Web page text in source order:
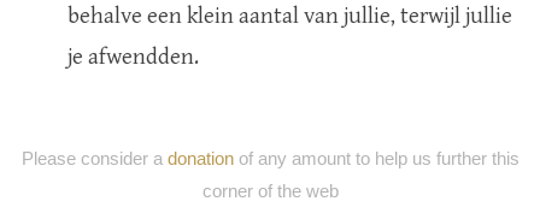
behalve een klein aantal van jullie, terwijl jullie
je afwendden.
Please consider a donationof any amount to help us further this
corner of the web